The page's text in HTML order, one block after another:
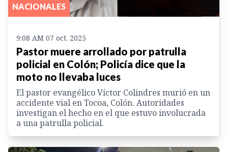
NACIONALES
9:08 AM 07 oct. 2025
Pastor muere arrollado por patrulla
policial en Colón; Policía dice que la
moto no llevaba luces
El pastor evangélico Víctor Colindres murió en un
accidente vial en Tocoa, Colón. Autoridades
investigan el hecho en el que estuvo involucrada
a una patrulla policial.